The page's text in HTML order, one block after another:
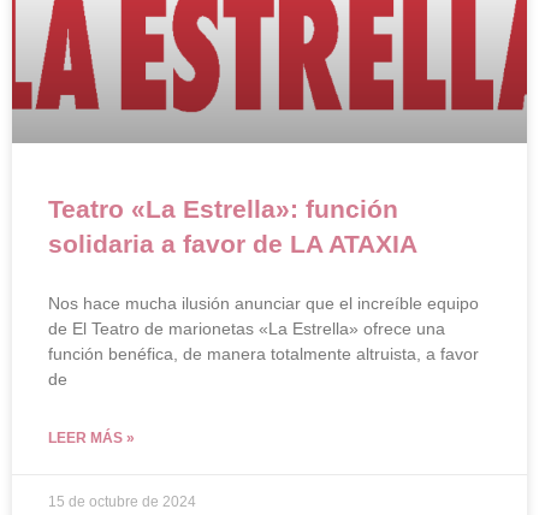
Teatro «La Estrella»: función
solidaria a favor de LA ATAXIA
Nos hace mucha ilusión anunciar que el increíble equipo
de El Teatro de marionetas «La Estrella» ofrece una
función benéfica, de manera totalmente altruista, a favor
de
LEER MÁS »
15 de octubre de 2024